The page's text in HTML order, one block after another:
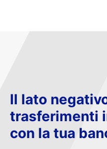
Il lato
trasferimenti
con la tua